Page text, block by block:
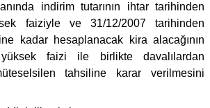
indirim tutarının ihtar tarihinden
faiziyle ve 31/12/2007 tarihinden
kadar hesaplanacak kira alacağının
faizi ile birlikte davalılardan
tahsiline karar verilmesini